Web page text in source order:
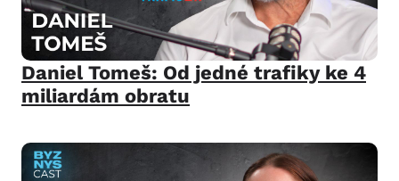
Daniel Tomeš: Od jedné trafiky ke 4
miliardám obratu